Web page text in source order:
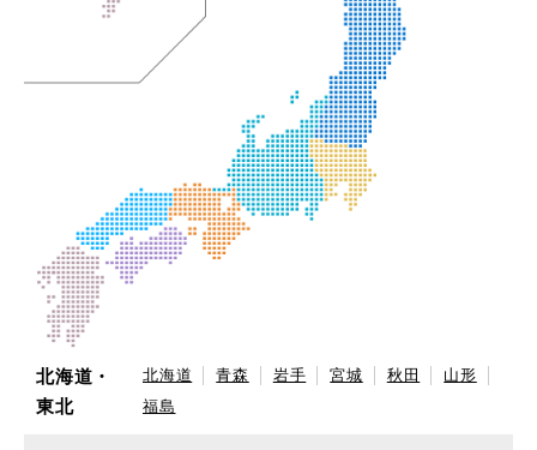
北海道・
東北
北海道 青森 岩手 宮城 秋田
山形
福島